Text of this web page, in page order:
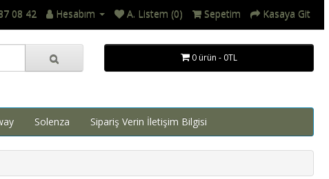
08 42 Hesabım A. Listem (0) Sepetim Kasaya Git
0 ürün - 0TL
Solenza Sipariş Verin İletişim Bilgisi